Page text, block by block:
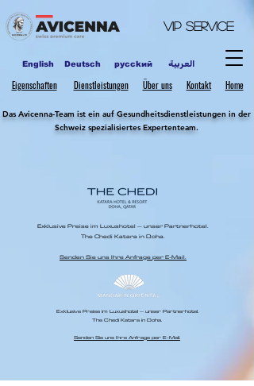
العربية English Deutsch pycckий
VIP Service
Eigenschaften Dienstleistungen Über uns Kontakt Home
Das Avicenna-Team ist ein auf Gesundheitsdienstleistungen in der
Schweiz spezialisiertes Expertenteam.
Exklusive Preise im Luxushotel – unser Partnerhotel.
The Chedi Katara in Doha.
Senden Sie uns Ihre Anfrage per E-Mail.
Exklusive Preise im Luxushotel – unser Partnerhotel.
The Chedi Katara in Doha.
Senden Sie uns Ihre Anfrage per E-Mail.